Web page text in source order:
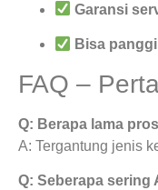
Garansi
Bisa
FAQ –
Q: Berapa lama
A: Tergantung jenis
Q: Seberapa sering